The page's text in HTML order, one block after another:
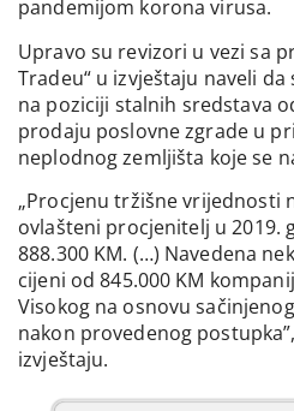
pandemijom korona virusa.
Upravo su revizori u vezi sa
Tradeu“ u izvještaju naveli
na poziciji stalnih sredstava
prodaju poslovne zgrade u
neplodnog zemljišta koje se
„Procjenu tržišne vrijednosti
ovlašteni procjenitelj u 2019.
888.300 KM. (…) Navedena
cijeni od 845.000 KM
Visokog na osnovu
nakon provedenog
izvještaju.